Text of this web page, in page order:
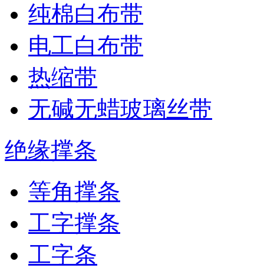
纯棉白布带
电工白布带
热缩带
无碱无蜡玻璃丝带
绝缘撑条
等角撑条
工字撑条
工字条